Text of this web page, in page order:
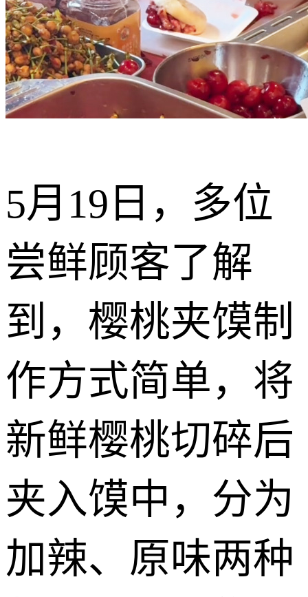
5月19日，多位
尝鲜顾客了解
到，樱桃夹馍制
作方式简单，将
新鲜樱桃切碎后
夹入馍中，分为
加辣、原味两种